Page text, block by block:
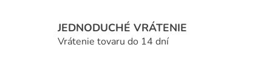
JEDNODUCHÉ VRÁTENIE
Vrátenie tovaru do 14 dní